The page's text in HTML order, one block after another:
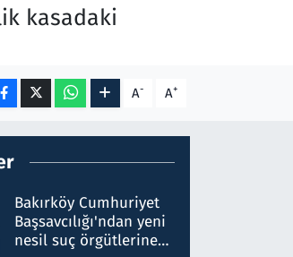
kasadaki
A- A+
Bakırköy Cumhuriyet
Başsavcılığı'ndan yeni
nesil suç örgütlerine